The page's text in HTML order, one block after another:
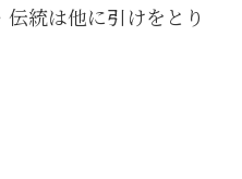
統は他に引けをとり